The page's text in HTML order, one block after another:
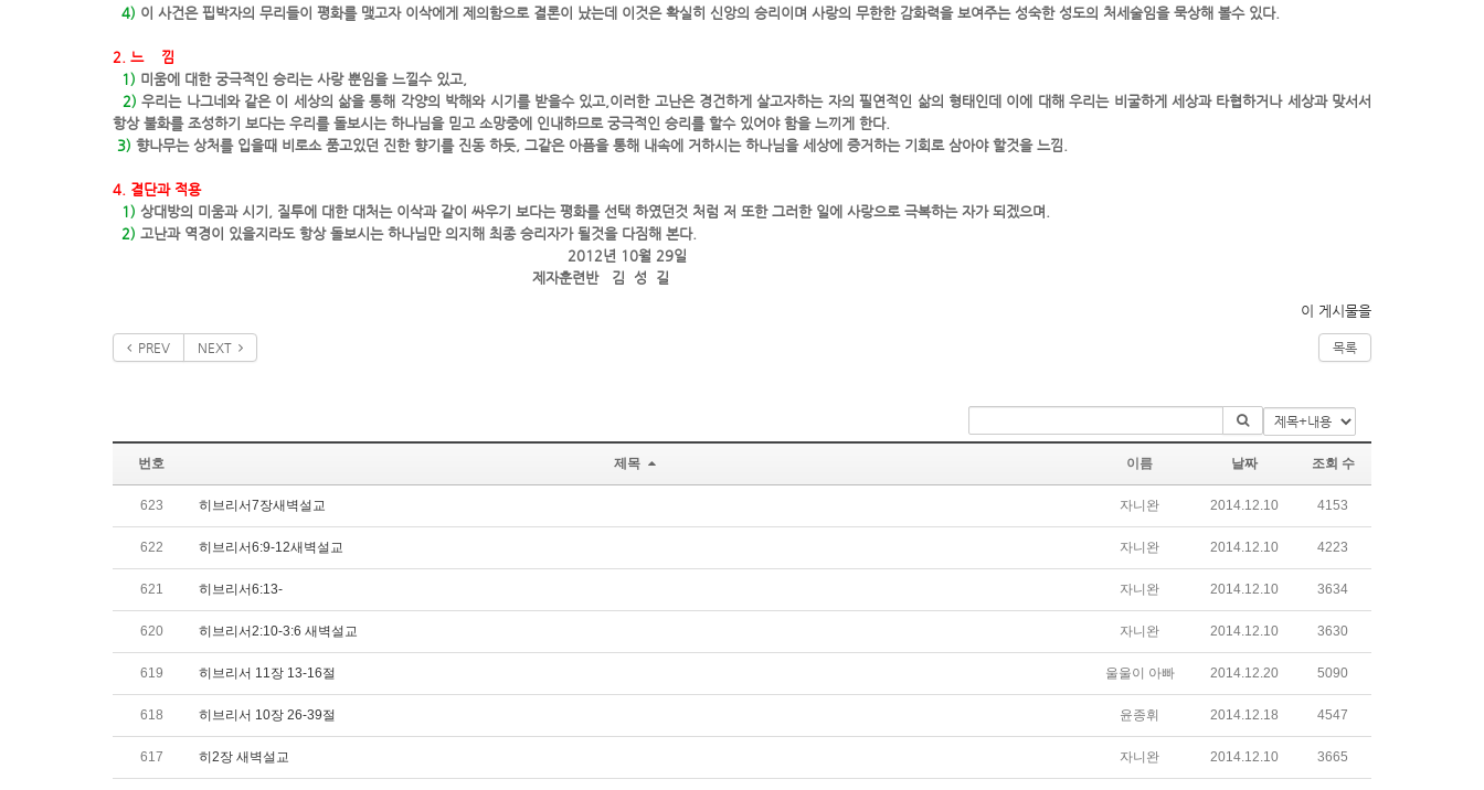
4) 이 사건은 핍박자의 무리들이 평화를 맺고자 이삭에게 제의함으로 결론이 났는데 이것은 확실히 신앙의 승리이며 사랑의 무한한 감화력을 보여주는 성숙한 성도의 처세술임을 묵상해 볼수 있다.
2. 느 낌
1) 미움에 대한 궁극적인 승리는 사랑 뿐임을 느낄수 있고,
2)우리는 나그네와 같은 이 세상의 삶을 통해 각양의 박해와 시기를 받을수 있고,이러한 고난은 경건하게 살고자하는 자의 필연적인 삶의 형태인데 이에 대해 우리는 비굴하게 세상과 타협하거나 세상과 맞서서
항상 불화를 조성하기 보다는 우리를 돌보시는 하나님을 믿고 소망중에 인내하므로 궁극적인 승리를 할수 있어야 함을 느끼게 한다.
3) 향나무는 상처를 입을때 비로소 품고있던 진한 향기를 진동 하듯, 그같은 아픔을 통해 내속에 거하시는 하나님을 세상에 증거하는 기회로 삼아야 할것을 느낌.
4. 결단과 적용
1) 상대방의 미움과 시기, 질투에 대한 대처는 이삭과 같이 싸우기 보다는 평화를 선택 하였던것 처럼 저 또한 그러한 일에 사랑으로 극복하는 자가 되겠으며.
2) 고난과 역경이 있을지라도 항상 돌보시는 하나님만 의지해 최종 승리자가 될것을 다짐해 본다.
2012년 10월 29일
제자훈련반 김 성 길
이 게시물을
PREV NEXT 목록
번호 제목 이름 날짜 조회 수
623 히브리서7장새벽설교 자니완 2014.12.10 4153
622 히브리서6:9-12새벽설교 자니완 2014.12.10 4223
621 히브리서6:13- 자니완 2014.12.10 3634
620 히브리서2:10-3:6 새벽설교 자니완 2014.12.10 3630
619 히브리서 11장 13-16절 울울이 아빠 2014.12.20 5090
618 히브리서 10장 26-39절 윤종휘 2014.12.18 4547
617 히2장 새벽설교 자니완 2014.12.10 3665